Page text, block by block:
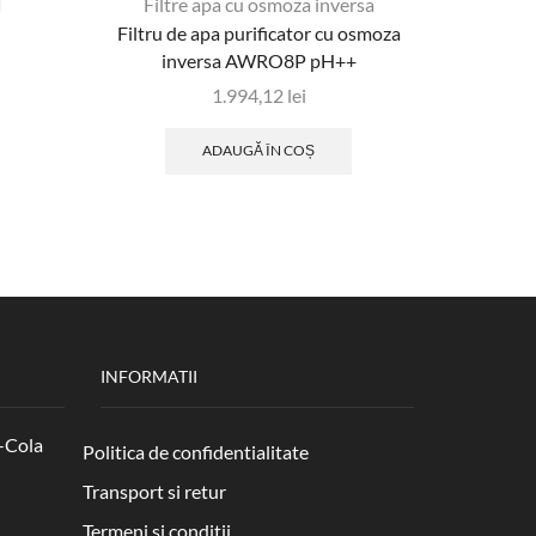
Filtru de apa purificator cu osmoza
inversa AWRO8P pH++
1.994,12 lei
ADAUGĂ ÎN COȘ
Cola
INFORMATII
Politica de confidentialitate
Transport si retur
Termeni si conditii